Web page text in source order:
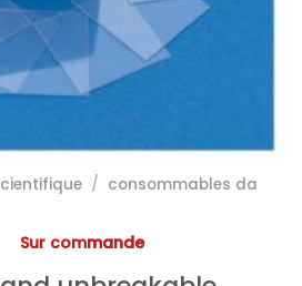
/ consommables da
Sur commande